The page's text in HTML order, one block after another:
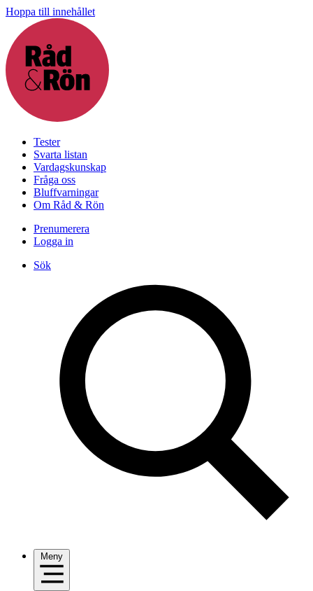
Hoppa till innehållet
Tester
Svarta listan
Vardagskunskap
Fråga oss
Bluffvarningar
Om Råd & Rön
Prenumerera
Logga in
Sök
Meny